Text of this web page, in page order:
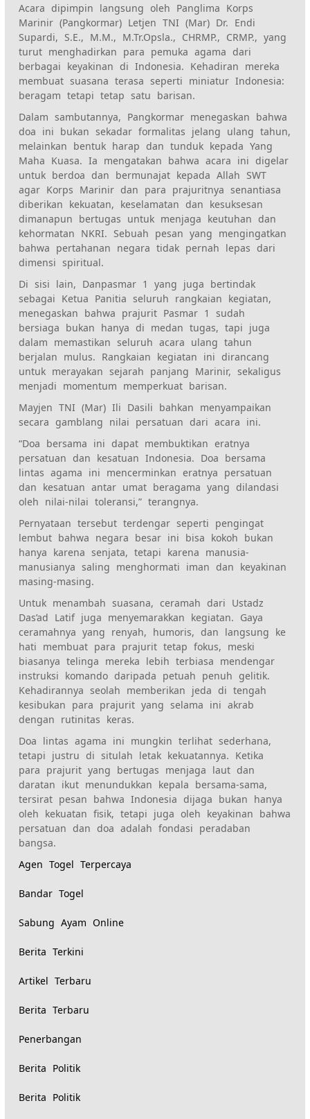
Acara dipimpin langsung oleh Panglima Korps
Marinir (Pangkormar) Letjen TNI (Mar) Dr. Endi
Supardi, S.E., M.M., M.Tr.Opsla., CHRMP., CRMP., yang
turut menghadirkan para pemuka agama dari
berbagai keyakinan di Indonesia. Kehadiran mereka
membuat suasana terasa seperti miniatur Indonesia:
beragam tetapi tetap satu barisan.
Dalam sambutannya, Pangkormar menegaskan bahwa
doa ini bukan sekadar formalitas jelang ulang tahun,
melainkan bentuk harap dan tunduk kepada Yang
Maha Kuasa. Ia mengatakan bahwa acara ini digelar
untuk berdoa dan bermunajat kepada Allah SWT
agar Korps Marinir dan para prajuritnya senantiasa
diberikan kekuatan, keselamatan dan kesuksesan
dimanapun bertugas untuk menjaga keutuhan dan
kehormatan NKRI. Sebuah pesan yang mengingatkan
bahwa pertahanan negara tidak pernah lepas dari
dimensi spiritual.
Di sisi lain, Danpasmar 1 yang juga bertindak
sebagai Ketua Panitia seluruh rangkaian kegiatan,
menegaskan bahwa prajurit Pasmar 1 sudah
bersiaga bukan hanya di medan tugas, tapi juga
dalam memastikan seluruh acara ulang tahun
berjalan mulus. Rangkaian kegiatan ini dirancang
untuk merayakan sejarah panjang Marinir, sekaligus
menjadi momentum memperkuat barisan.
Mayjen TNI (Mar) Ili Dasili bahkan menyampaikan
secara gamblang nilai persatuan dari acara ini.
“Doa bersama ini dapat membuktikan eratnya
persatuan dan kesatuan Indonesia. Doa bersama
lintas agama ini mencerminkan eratnya persatuan
dan kesatuan antar umat beragama yang dilandasi
oleh nilai-nilai toleransi,” terangnya.
Pernyataan tersebut terdengar seperti pengingat
lembut bahwa negara besar ini bisa kokoh bukan
hanya karena senjata, tetapi karena manusia-
manusianya saling menghormati iman dan keyakinan
masing-masing.
Untuk menambah suasana, ceramah dari Ustadz
Das’ad Latif juga menyemarakkan kegiatan. Gaya
ceramahnya yang renyah, humoris, dan langsung ke
hati membuat para prajurit tetap fokus, meski
biasanya telinga mereka lebih terbiasa mendengar
instruksi komando daripada petuah penuh gelitik.
Kehadirannya seolah memberikan jeda di tengah
kesibukan para prajurit yang selama ini akrab
dengan rutinitas keras.
Doa lintas agama ini mungkin terlihat sederhana,
tetapi justru di situlah letak kekuatannya. Ketika
para prajurit yang bertugas menjaga laut dan
daratan ikut menundukkan kepala bersama-sama,
tersirat pesan bahwa Indonesia dijaga bukan hanya
oleh kekuatan fisik, tetapi juga oleh keyakinan bahwa
persatuan dan doa adalah fondasi peradaban
bangsa.
Agen Togel Terpercaya
Bandar Togel
Sabung Ayam Online
Berita Terkini
Artikel Terbaru
Berita Terbaru
Penerbangan
Berita Politik
Berita Politik